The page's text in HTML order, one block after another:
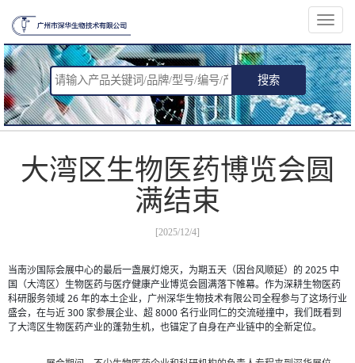
切
换
导
航
搜索
大湾区生物医药博览会圆
满结束
[2025/12/4]
当南沙国际会展中心的最后一盏展灯熄灭，为期五天（因台风顺延）的 2025 中
国（大湾区）生物医药与医疗健康产业博览会圆满落下帷幕。作为深耕生物医药
科研服务领域 26 年的本土企业，广州深华生物技术有限公司全程参与了这场行业
盛会，在与近 300 家参展企业、超 8000 名行业同仁的交流碰撞中，我们既看到
了大湾区生物医药产业的蓬勃生机，也锚定了自身在产业链中的全新定位。